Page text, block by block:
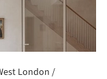
London /